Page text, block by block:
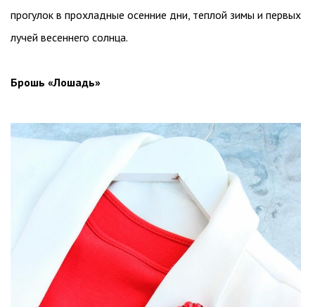
прогулок в прохладные осенние дни, теплой зимы и первых
лучей весеннего солнца.
Брошь «Лошадь»